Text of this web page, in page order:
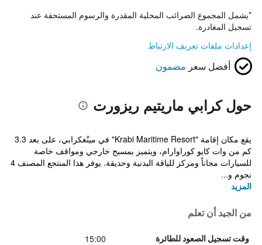
*يشمل المجموع الضرائب المحلية المقدرة والرسوم المستحقة عند
تسجيل المغادرة.
إعدادات ملفات تعريف الارتباط
أفضل سعر مضمون
حول كرابي ماريتيم ريزورت
يقع مكان إقامة "Krabi Maritime Resort" في مينْغكرابي، على بعد 3.3
كم من وات كايو كوراوارام، ويتميز بمسبح خارجي ومواقف خاصة
للسيارات مجاناً ومركز للياقة البدنية وحديقة. يوفر هذا المنتجع المصنف 4
نجوم و...
المزيد
من الجيد أن تعلم
وقت تسجيل الصعود للطائرة 15:00